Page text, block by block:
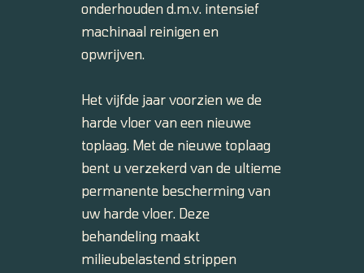
onderhouden d.m.v. intensief
machinaal reinigen en
opwrijven.
Het vijfde jaar voorzien we de
harde vloer van een nieuwe
toplaag. Met de nieuwe toplaag
bent u verzekerd van de ultieme
permanente bescherming van
uw harde vloer. Deze
behandeling maakt
milieubelastend strippen